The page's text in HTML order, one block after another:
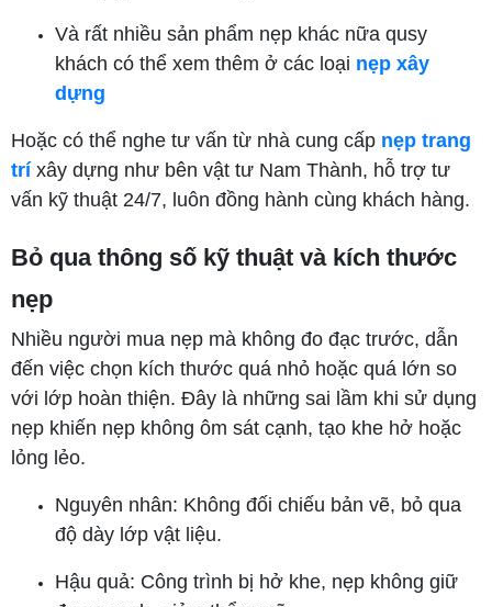
Và rất nhiều sản phẩm nẹp khác nữa qusy
khách có thể xem thêm ở các loại nẹp xây
dựng
Hoặc có thể nghe tư vấn từ nhà cung cấp nẹp trang
tríxây dựng như bên vật tư Nam Thành, hỗ trợ tư
vấn kỹ thuật 24/7, luôn đồng hành cùng khách hàng.
Bỏ qua thông số kỹ thuật và kích thước
nẹp
Nhiều người mua nẹp mà không đo đạc trước, dẫn
đến việc chọn kích thước quá nhỏ hoặc quá lớn so
với lớp hoàn thiện. Đây là những sai lầm khi sử dụng
nẹp khiến nẹp không ôm sát cạnh, tạo khe hở hoặc
lỏng lẻo.
Nguyên nhân: Không đối chiếu bản vẽ, bỏ qua
độ dày lớp vật liệu.
Hậu quả: Công trình bị hở khe, nẹp không giữ